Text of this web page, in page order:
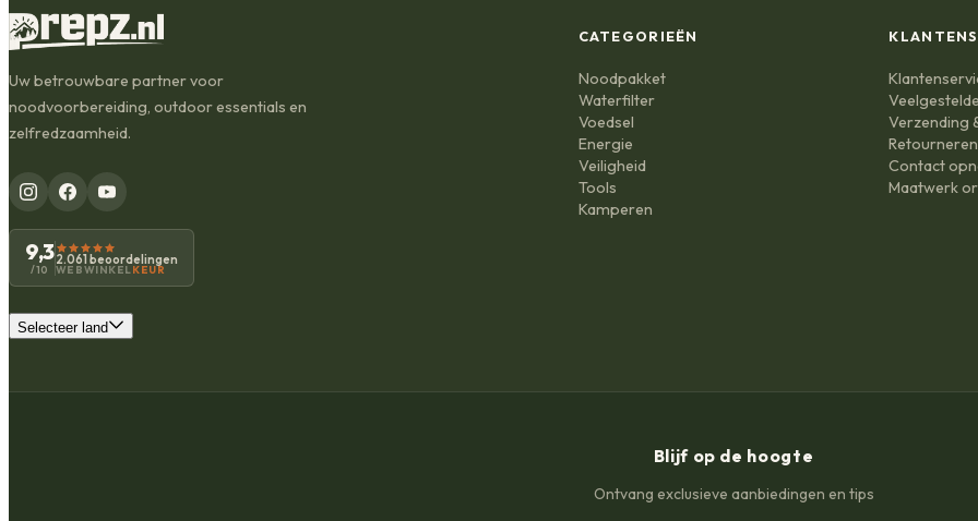
Uw betrouwbare partner voor
noodvoorbereiding, outdoor essentials en
zelfredzaamheid.
9,3
/10
2.061 beoordelingen
WEBWINKEL KEUR
Selecteer land
CATEGORIEËN
Noodpakket
Waterfilter
Voedsel
Energie
Veiligheid
Tools
Kamperen
Verzending
Retourneren
Contact
Maatwerk
Blijf op de hoogte
Ontvang exclusieve aanbiedingen en tips